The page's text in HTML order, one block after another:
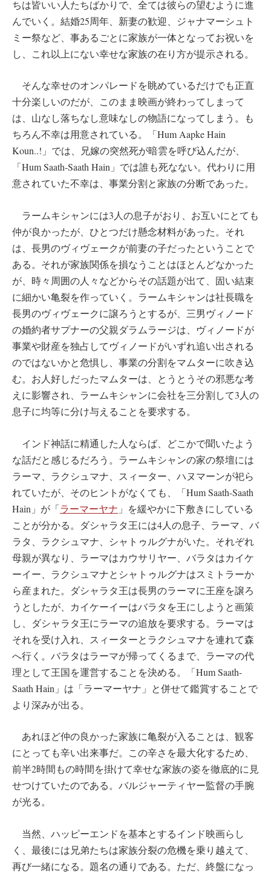
ちは皆いい人たちばかりで、全ては彼らの望むように進
んでいく。結婚25周年、新妻の歓迎、ジャナマーシュト
ミー祭など、事あるごとに家族が一体となってお祝いを
し、これ以上にない幸せな家族の在り方が提示される。
そんな幸せのオンパレードを眺めているだけでも正直
十分楽しいのだが、このまま映画が終わってしまって
は、山なし落ちなし意味なしの物語になってしまう。も
ちろん不幸は用意されている。「Hum Aapke Hain
Koun..!」では、兄嫁の突然死が暗雲を呼び込んだが、
「Hum Saath-Saath Hain」では誰も死なない。代わりに用
意されていた不幸は、事業分割と家族の分断であった。
ラームキシャンには3人の息子がおり、お互いにとても
仲が良かったが、ひとつだけ懸念材料があった。それ
は、長男のヴィヴェークが前妻の子だったということで
ある。それが家族関係を損なうことはほとんどなかった
が、時々周囲の人々などからその話題が出て、固い結束
に細かい亀裂を作っていく。ラームキシャンは社長職を
長男のヴィヴェークに譲ろうとするが、三男ヴィノード
の婚約者サプナーの父親ダラムラージは、ヴィノードが
事業や財産を独占してヴィノードがいずれ追い出される
のではないかと危惧し、事業の分割をマムターに吹き込
む。お人好しだったマムターは、とうとうその邪悪な考
えに影響され、ラームキシャンに会社を三分割して3人の
息子に均等に分け与えることを要求する。
インド神話に精通した人ならば、どこかで聞いたよう
な話だと感じるだろう。ラームキシャンの家の祭壇には
ラーマ、ラクシュマナ、スィーター、ハヌマーンが祀ら
れていたが、そのヒントがなくても、「Hum Saath-Saath
Hain」が「ラーマーヤナ 」を緩やかに下敷きにしている
ことが分かる。ダシャラタ王には4人の息子、ラーマ、バ
ラタ、ラクシュマナ、シャトゥルグナがいた。それぞれ
母親が異なり、ラーマはカウサリヤー、バラタはカイケ
ーイー、ラクシュマナとシャトゥルグナはスミトラーか
ら産まれた。ダシャラタ王は長男のラーマに王座を譲ろ
うとしたが、カイケーイーはバラタを王にしようと画策
し、ダシャラタ王にラーマの追放を要求する。ラーマは
それを受け入れ、スィーターとラクシュマナを連れて森
へ行く。バラタはラーマが帰ってくるまで、ラーマの代
理として王国を運営することを決める。「Hum Saath-
Saath Hain」は「ラーマーヤナ」と併せて鑑賞することで
より深みが出る。
あれほど仲の良かった家族に亀裂が入ることは、観客
にとっても辛い出来事だ。この辛さを最大化するため、
前半2時間もの時間を掛けて幸せな家族の姿を徹底的に見
せつけていたのである。バルジャーティヤー監督の手腕
が光る。
当然、ハッピーエンドを基本とするインド映画らし
く、最後には兄弟たちは家族分裂の危機を乗り越えて、
再び一緒になる。題名の通りである。ただ、終盤になっ